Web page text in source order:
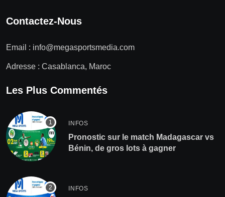
Contactez-Nous
Email : info@megasportsmedia.com
Adresse : Casablanca, Maroc
Les Plus Commentés
INFOS
Pronostic sur le match Madagascar vs
Bénin, de gros lots à gagner
INFOS